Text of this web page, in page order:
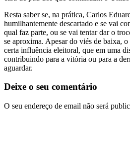
Resta saber se, na prática, Carlos
humilhantemente descartado e se vai
qual faz parte, ou se vai tentar dar o
se aproxima. Apesar do viés de baixa,
certa influência eleitoral, que em uma
contribuindo para a vitória ou para a
aguardar.
Deixe o seu comentário
O seu endereço de email não será